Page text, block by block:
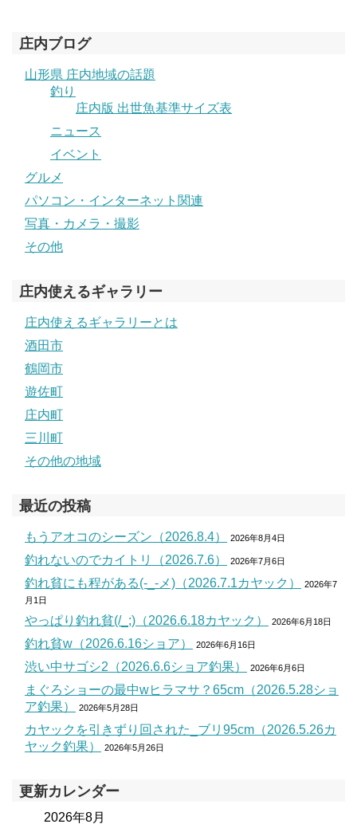
庄内ブログ
山形県 庄内地域の話題
釣り
庄内版 出世魚基準サイズ表
ニュース
イベント
グルメ
パソコン・インターネット関連
写真・カメラ・撮影
その他
庄内使えるギャラリー
庄内使えるギャラリーとは
酒田市
鶴岡市
遊佐町
庄内町
三川町
その他の地域
最近の投稿
もうアオコのシーズン（2026.8.4） 2026年8月4日
釣れないのでカイトリ（2026.7.6） 2026年7月6日
釣れ貧にも程がある(-_-メ)（2026.7.1カヤック）
2026年7
月1日
やっぱり釣れ貧(/_;)（2026.6.18カヤック） 2026年6月18日
釣れ貧w（2026.6.16ショア） 2026年6月16日
渋い中サゴシ2（2026.6.6ショア釣果） 2026年6月6日
まぐろショーの最中wヒラマサ？65cm（2026.5.28ショ
ア釣果）
2026年5月28日
カヤックを引きずり回された_ブリ95cm（2026.5.26カ
ヤック釣果）
2026年5月26日
更新カレンダー
2026年8月